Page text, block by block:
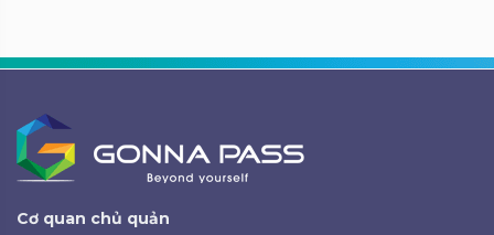
Cơ quan chủ quản